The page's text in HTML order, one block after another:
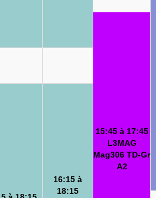
15:45 à 17:45
L3MAG
Mag306 TD-Gr
A2
16:15 à
18:15